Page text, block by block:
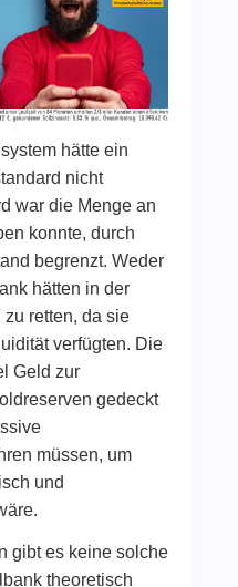
hätte ein
nicht
war die Menge an
konnte, durch
begrenzt. Weder
hätten in der
retten, da sie
verfügten. Die
Geld zur
gedeckt
müssen, um
und
gibt es keine solche
theoretisch